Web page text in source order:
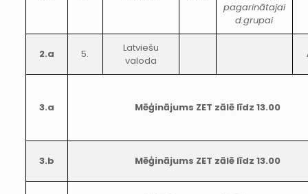
pagarinātajai
d.grupai
2.a 5.
Latviešu
valoda
3.a Mēģinājums ZET zālē līdz 13.00
3.b Mēģinājums ZET zālē līdz 13.00